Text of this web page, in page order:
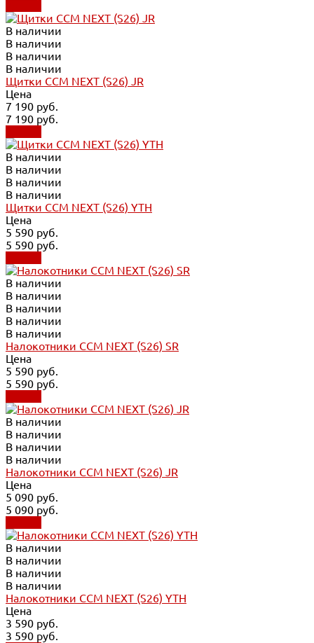
В наличии
В наличии
В наличии
В наличии
Щитки CCM NEXT (S26) JR
Цена
7 190 руб.
7 190 руб.
В наличии
В наличии
В наличии
В наличии
Щитки CCM NEXT (S26) YTH
Цена
5 590 руб.
5 590 руб.
В наличии
В наличии
В наличии
В наличии
В наличии
Налокотники CCM NEXT (S26) SR
Цена
5 590 руб.
5 590 руб.
В наличии
В наличии
В наличии
В наличии
Налокотники CCM NEXT (S26) JR
Цена
5 090 руб.
5 090 руб.
В наличии
В наличии
В наличии
В наличии
Налокотники CCM NEXT (S26) YTH
Цена
3 590 руб.
3 590 руб.